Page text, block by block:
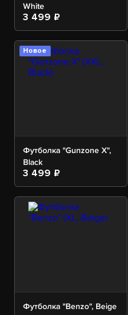
White
3 499 ₽
Новое
Футболка "Gunzone X",
Black
3 499 ₽
Футболка "Benzo", Beige